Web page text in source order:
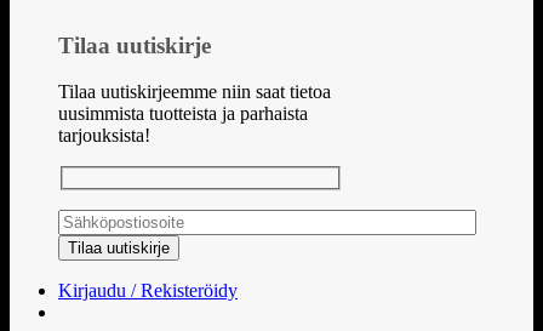
Tilaa uutiskirje
Tilaa uutiskirjeemme niin saat tietoa
uusimmista tuotteista ja parhaista
tarjouksista!
Kirjaudu / Rekisteröidy